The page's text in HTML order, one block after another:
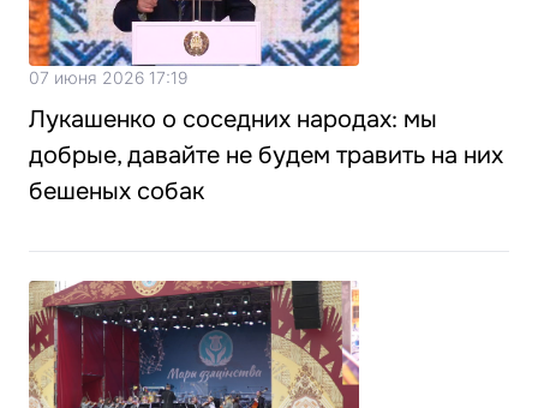
07 июня 2026 17:19
Лукашенко о соседних народах: мы
добрые, давайте не будем травить на них
бешеных собак